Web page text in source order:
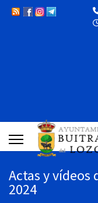
Actas y vídeos
2024